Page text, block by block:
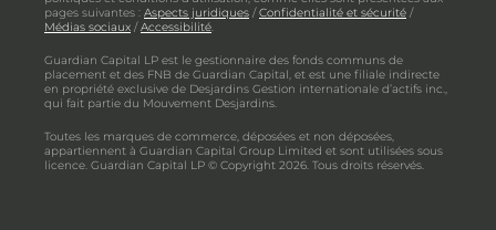
pages suivantes : Aspects juridiques /Confidentialité et sécurité /
Médias sociaux /Accessibilité.
Guardian Capital LP est le gestionnaire des fonds communs de
placement et des FNB de Guardian Capital, et est une filiale indirecte
en propriété exclusive de Desjardins Gestion internationale d’actifs inc.,
qui fait partie du Mouvement Desjardins.
Toutes les marques de commerce, déposées et non déposées,
appartiennent à Guardian Capital Group Limited et sont utilisées sous
licence. Guardian Capital LP © Copyright 2026. Tous droits réservés.